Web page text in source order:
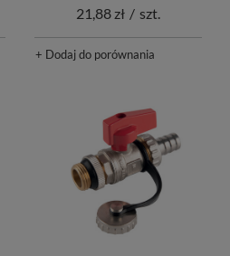
21,88 zł / szt.
+ Dodaj do porównania